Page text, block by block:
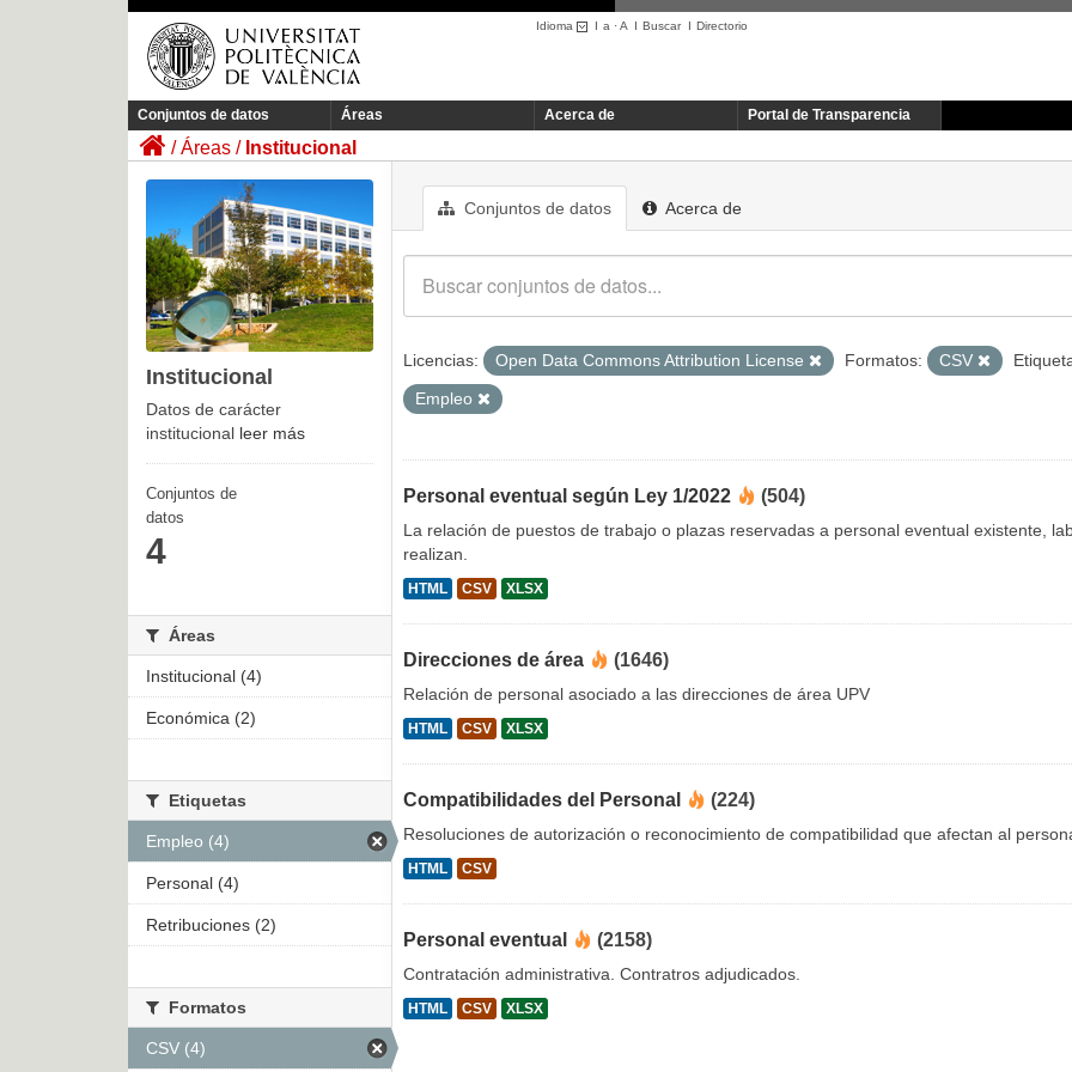
Idioma I a ·A I BuscarI Directorio
Conjuntos de datos Áreas Acerca de Portal de Transparencia
Áreas Institucional
Conjuntos de datos Acerca de
Licencias: Open Data Commons Attribution License Formatos: CSV
Empleo
Personal eventual según Ley 1/2022 (504)
La relación de puestos de trabajo o plazas reservadas a personal eventual existente,
realizan.
HTML CSV XLSX
Direcciones de área (1646)
Relación de personal asociado a las direcciones de área UPV
HTML CSV XLSX
Compatibilidades del Personal (224)
Resoluciones de autorización o reconocimiento de compatibilidad que afectan al
HTML CSV
Personal eventual (2158)
Contratación administrativa. Contratros adjudicados.
HTML CSV XLSX
Institucional
Datos de carácter
institucional leer más
Conjuntos de
datos
4
Áreas
Institucional (4)
Económica (2)
Etiquetas
Empleo (4)
Personal (4)
Retribuciones (2)
Formatos
CSV (4)